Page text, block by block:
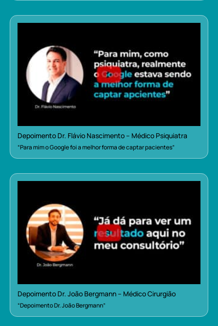
Depoimento Dr. Flávio Nascimento – Médico Psiquiatra
“Para mim o Google foi a melhor forma de captar pacientes”
Depoimento Dr. João Bergmann – Médico Cirurgião
“Depoimento Dr. João Bergmann”